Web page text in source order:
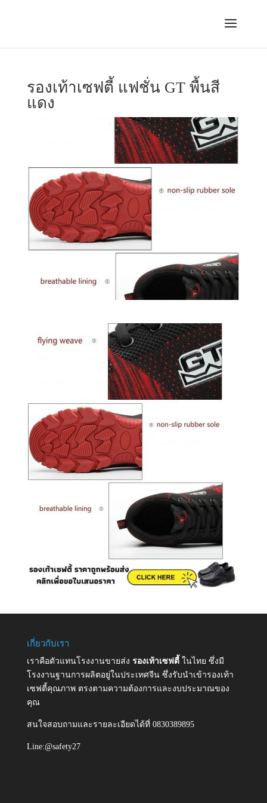
รองเท้าเซฟตี้ แฟชั่น GT พื้นสี
แดง
เกี่ยวกับเรา
เราคือตัวแทนโรงงานขายส่ง รองเท้าเซฟตี้ ในไทย ซึ่งมี
โรงงานฐานการผลิตอยู่ในประเทศจีน ซึ่งรับนำเข้ารองเท้า
เซฟตี้คุณภาพ ตรงตามความต้องการและงบประมาณของ
คุณ
สนใจสอบถามและรายละเอียดได้ที่ 0830389895
Line:@safety27